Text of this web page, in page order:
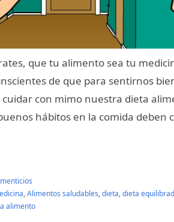
que tu alimento sea tu
de que para sentirnos
cuidar con mimo nuestra dieta
hábitos en la comida
,Alimentos saludables,dieta,dieta
alimento